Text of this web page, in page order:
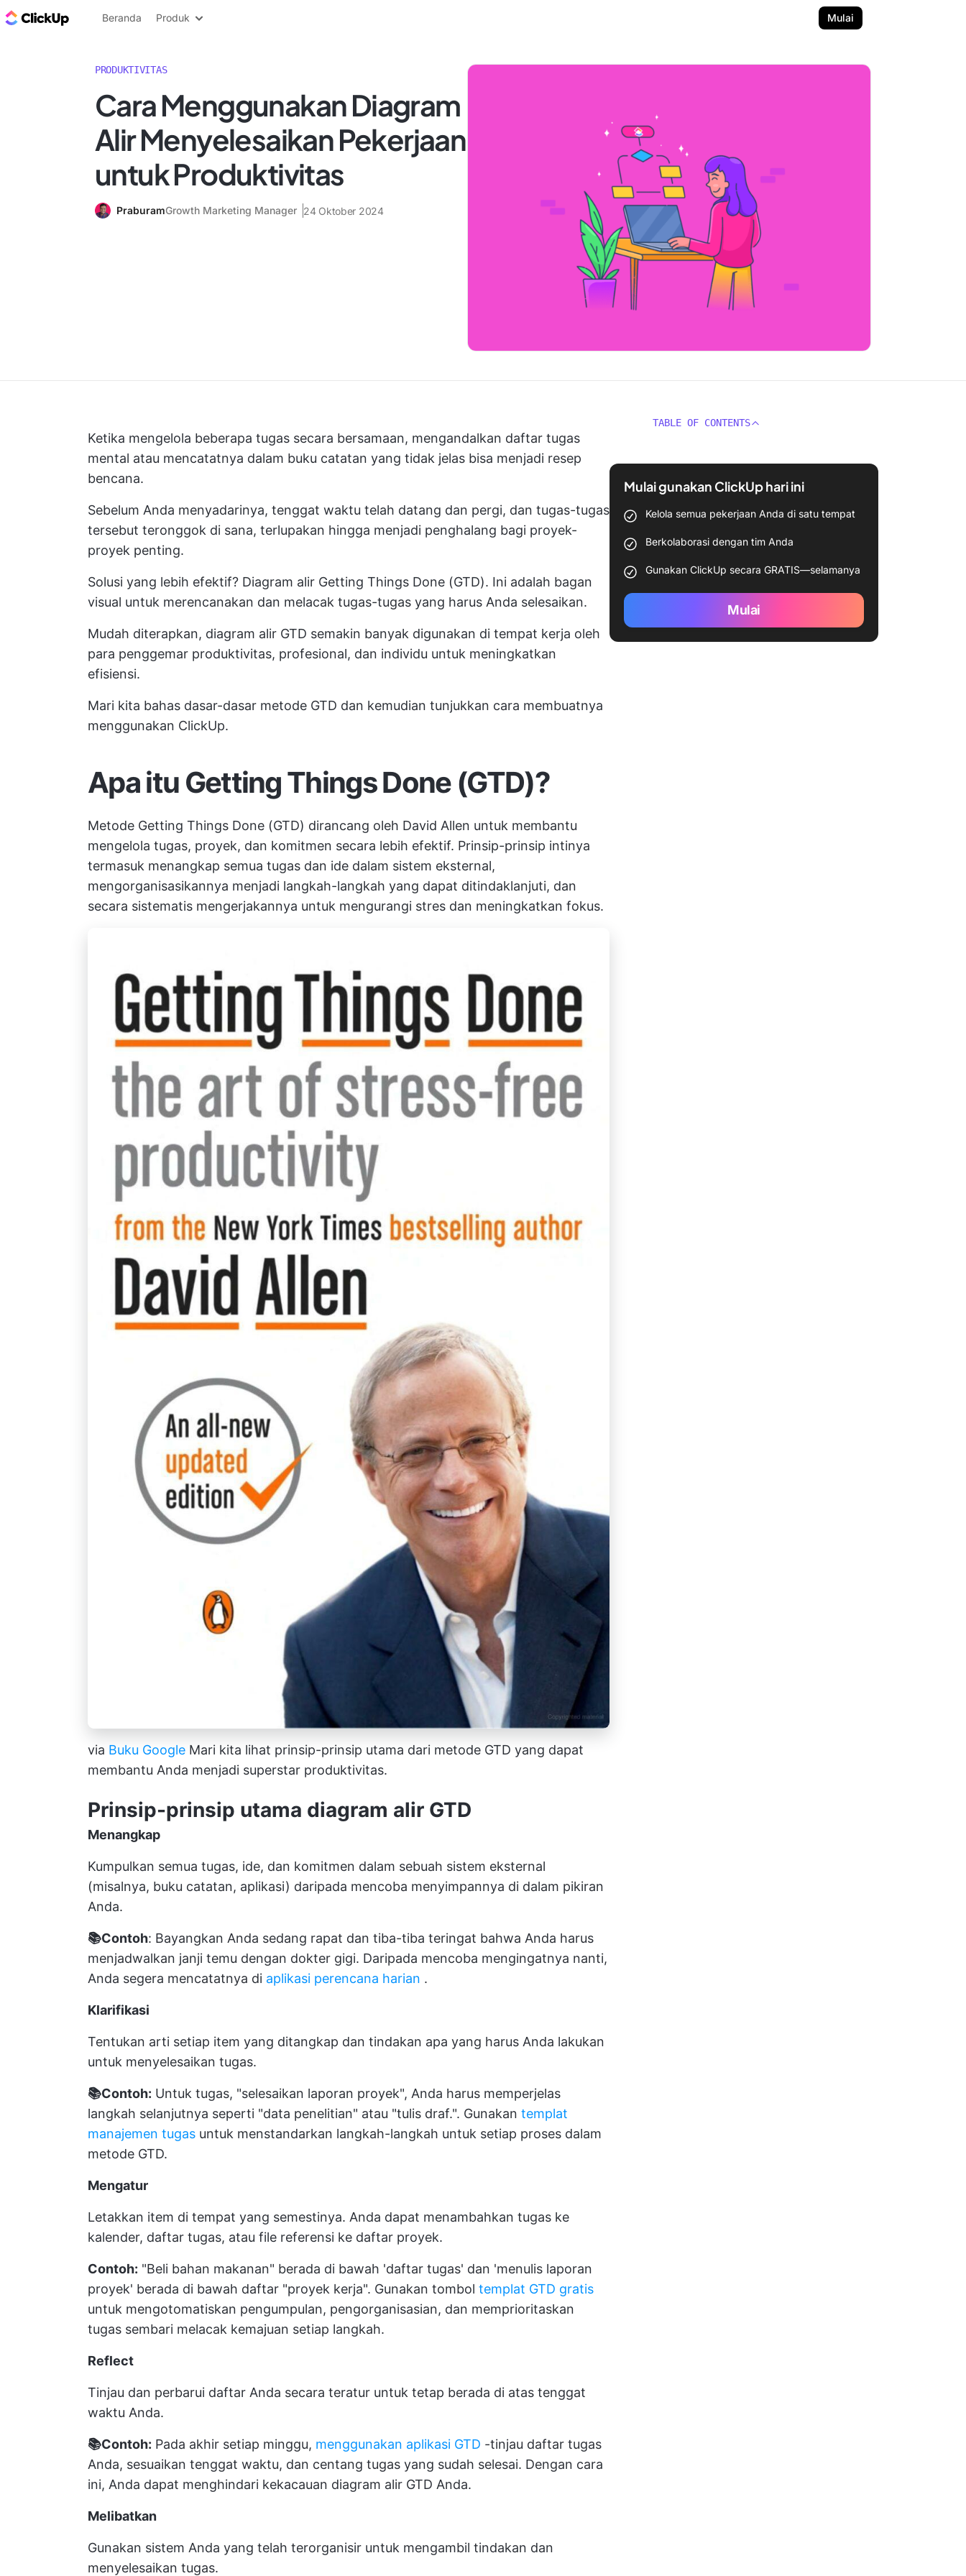
Blog ClickUp
Beranda Produk Mulai
PRODUKTIVITAS
Cara Menggunakan Diagram
Alir Menyelesaikan Pekerjaan
untuk Produktivitas
PraburamGrowth Marketing Manager 24 Oktober 2024
Ketika mengelola beberapa tugas secara bersamaan, mengandalkan daftar tugas
mental atau mencatatnya dalam buku catatan yang tidak jelas bisa menjadi resep
bencana.
Sebelum Anda menyadarinya, tenggat waktu telah datang dan pergi, dan tugas-tugas
tersebut teronggok di sana, terlupakan hingga menjadi penghalang bagi proyek-
proyek penting.
Solusi yang lebih efektif? Diagram alir Getting Things Done (GTD). Ini adalah bagan
visual untuk merencanakan dan melacak tugas-tugas yang harus Anda selesaikan.
Mudah diterapkan, diagram alir GTD semakin banyak digunakan di tempat kerja oleh
para penggemar produktivitas, profesional, dan individu untuk meningkatkan
efisiensi.
Mari kita bahas dasar-dasar metode GTD dan kemudian tunjukkan cara membuatnya
menggunakan ClickUp.
Apa itu Getting Things Done (GTD)?
Metode Getting Things Done (GTD) dirancang oleh David Allen untuk membantu
mengelola tugas, proyek, dan komitmen secara lebih efektif. Prinsip-prinsip intinya
termasuk menangkap semua tugas dan ide dalam sistem eksternal,
mengorganisasikannya menjadi langkah-langkah yang dapat ditindaklanjuti, dan
secara sistematis mengerjakannya untuk mengurangi stres dan meningkatkan fokus.
via Buku Google Mari kita lihat prinsip-prinsip utama dari metode GTD yang dapat
membantu Anda menjadi superstar produktivitas.
Prinsip-prinsip utama diagram alir GTD
Menangkap
Kumpulkan semua tugas, ide, dan komitmen dalam sebuah sistem eksternal
(misalnya, buku catatan, aplikasi) daripada mencoba menyimpannya di dalam pikiran
Anda.
📚Contoh: Bayangkan Anda sedang rapat dan tiba-tiba teringat bahwa Anda harus
menjadwalkan janji temu dengan dokter gigi. Daripada mencoba mengingatnya nanti,
Anda segera mencatatnya di aplikasi perencana harian .
Klarifikasi
Tentukan arti setiap item yang ditangkap dan tindakan apa yang harus Anda lakukan
untuk menyelesaikan tugas.
📚Contoh: Untuk tugas, "selesaikan laporan proyek", Anda harus memperjelas
langkah selanjutnya seperti "data penelitian" atau "tulis draf.". Gunakan templat
manajemen tugas untuk menstandarkan langkah-langkah untuk setiap proses dalam
metode GTD.
Mengatur
Letakkan item di tempat yang semestinya. Anda dapat menambahkan tugas ke
kalender, daftar tugas, atau file referensi ke daftar proyek.
Contoh: "Beli bahan makanan" berada di bawah 'daftar tugas' dan 'menulis laporan
proyek' berada di bawah daftar "proyek kerja". Gunakan tombol templat GTD gratis
untuk mengotomatiskan pengumpulan, pengorganisasian, dan memprioritaskan
tugas sembari melacak kemajuan setiap langkah.
Reflect
Tinjau dan perbarui daftar Anda secara teratur untuk tetap berada di atas tenggat
waktu Anda.
📚Contoh: Pada akhir setiap minggu, menggunakan aplikasi GTD -tinjau daftar tugas
Anda, sesuaikan tenggat waktu, dan centang tugas yang sudah selesai. Dengan cara
ini, Anda dapat menghindari kekacauan diagram alir GTD Anda.
Melibatkan
Gunakan sistem Anda yang telah terorganisir untuk mengambil tindakan dan
menyelesaikan tugas.
TABLE OF CONTENTS
Mulai gunakan ClickUp hari ini
Kelola semua pekerjaan Anda di satu tempat
Berkolaborasi dengan tim Anda
Gunakan ClickUp secara GRATIS—selamanya
Mulai